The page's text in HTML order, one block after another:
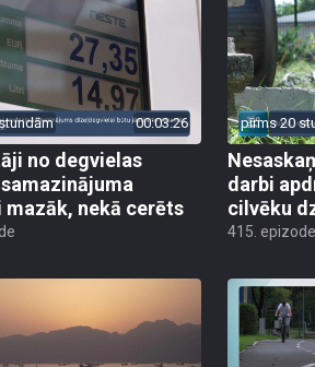
00:03:26
no degvielas
mazāk, nekā cerēts
pirms 20
darbi
cilvēku
415. epizode